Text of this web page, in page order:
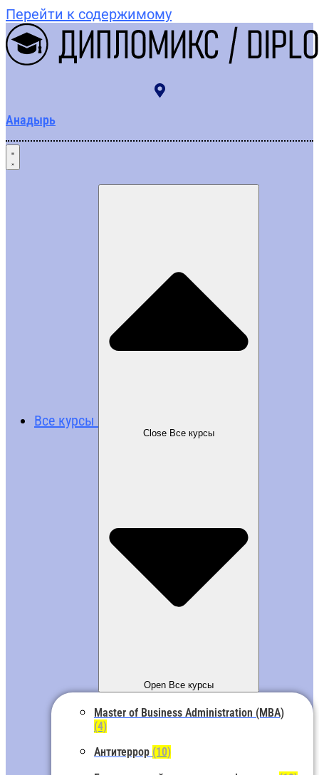
Перейти к содержимому
Анадырь
Все курсы
Close Все курсы
Open Все курсы
Master of Business Administration (MBA)
(4)
Антитеррор (10)